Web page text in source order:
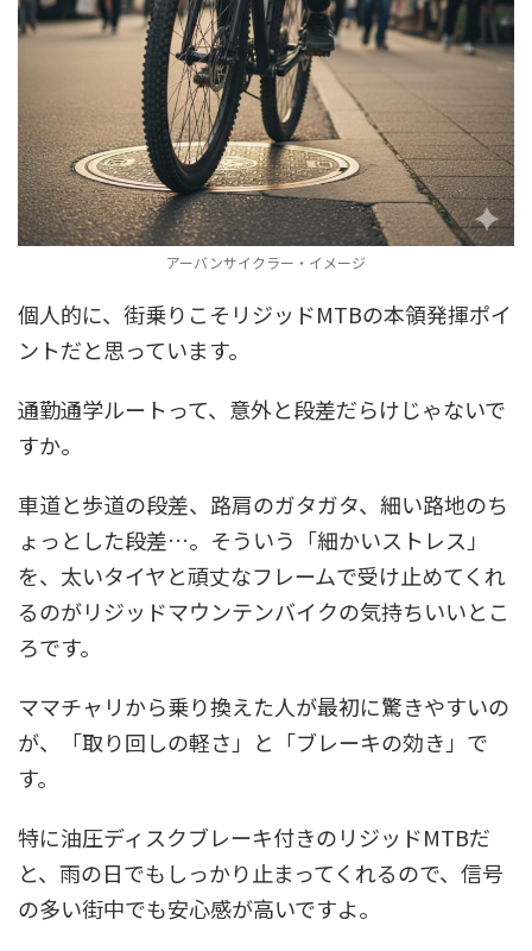
アーバンサイクラー・イメージ
個人的に、街乗りこそリジッドMTBの本領発揮ポイ
ントだと思っています。
通勤通学ルートって、意外と段差だらけじゃないで
すか。
車道と歩道の段差、路肩のガタガタ、細い路地のち
ょっとした段差…。そういう「細かいストレス」
を、太いタイヤと頑丈なフレームで受け止めてくれ
るのがリジッドマウンテンバイクの気持ちいいとこ
ろです。
ママチャリから乗り換えた人が最初に驚きやすいの
が、「取り回しの軽さ」と「ブレーキの効き」で
す。
特に油圧ディスクブレーキ付きのリジッドMTBだ
と、雨の日でもしっかり止まってくれるので、信号
の多い街中でも安心感が高いですよ。